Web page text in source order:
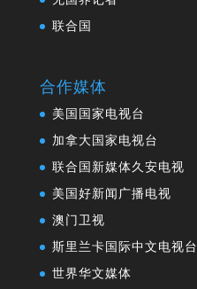
联合国
合作媒体
美国国家电视台
加拿大国家电视台
联合国新媒体久安电视
美国好新闻广播电视
澳门卫视
斯里兰卡国际中文电视台
世界华文媒体